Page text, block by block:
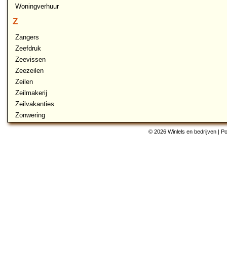
Woningverhuur
Z
Zangers
Zeefdruk
Zeevissen
Zeezeilen
Zeilen
Zeilmakerij
Zeilvakanties
Zonwering
© 2026 Winlels en bedrijven |